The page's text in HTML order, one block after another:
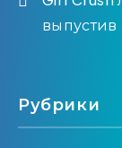
Рубрики